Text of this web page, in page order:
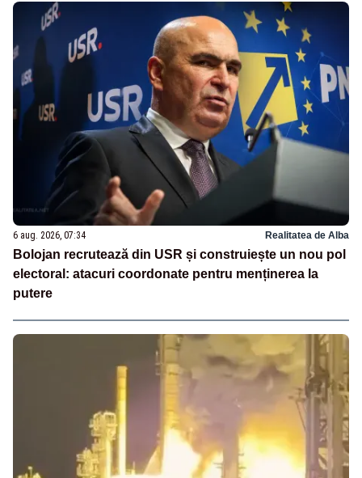
6 aug. 2026, 07:34 Realitatea de Alba
Bolojan recrutează din USR și construiește un nou pol
electoral: atacuri coordonate pentru menținerea la
putere